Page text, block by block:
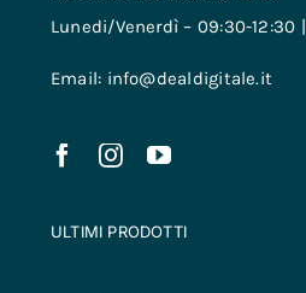
Lunedi/Venerdì – 09:30-12:30
Email: info@dealdigitale.it
ULTIMI PRODOTTI